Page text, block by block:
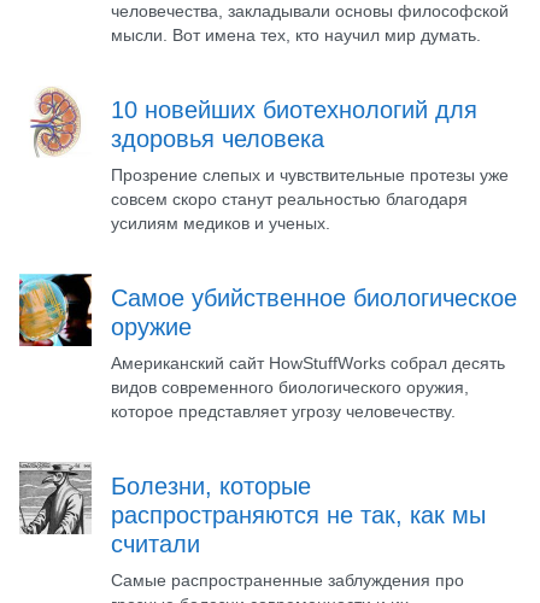
человечества, закладывали основы философской
мысли. Вот имена тех, кто научил мир думать.
10 новейших биотехнологий для
здоровья человека
Прозрение слепых и чувствительные протезы уже
совсем скоро станут реальностью благодаря
усилиям медиков и ученых.
Самое убийственное биологическое
оружие
Американский сайт HowStuffWorks собрал десять
видов современного биологического оружия,
которое представляет угрозу человечеству.
Болезни, которые
распространяются не так, как мы
считали
Самые распространенные заблуждения про